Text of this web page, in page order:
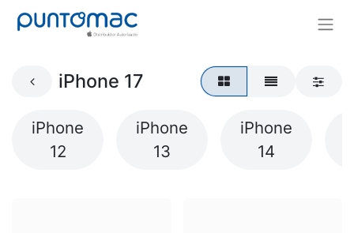
iPhone 17
iPhone
12
iPhone
13
iPhone
14